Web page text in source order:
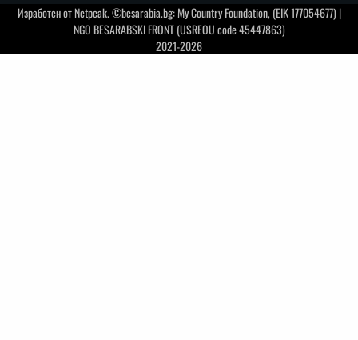
Изработен отNetpeak. ©besarabia.bg: My Country Foundation, (EIK 177054677) |
NGO BESARABSKI FRONT (USREOU code 45447863)
2021-2026